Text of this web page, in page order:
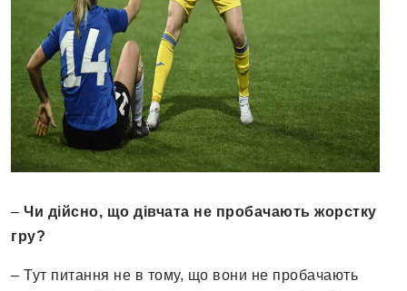
– Чи дійсно, що дівчата не пробачають жорстку
гру?
– Тут питання не в тому, що вони не пробачають